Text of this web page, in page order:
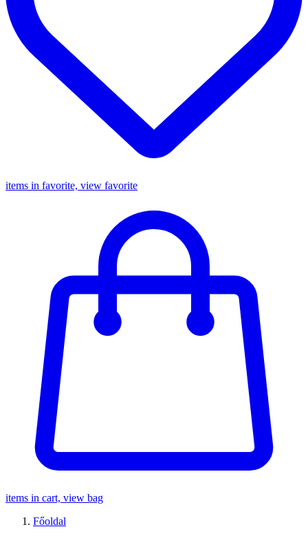
items in favorite, view favorite
items in cart, view bag
Főoldal